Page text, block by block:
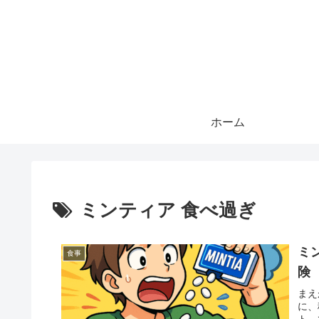
ホーム
ミンティア 食べ過ぎ
食事
ミ
険
ま
に